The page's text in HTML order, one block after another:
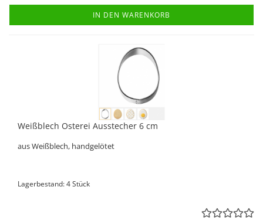
IN DEN WARENKORB
Weißblech Osterei Ausstecher 6 cm
aus Weißblech, handgelötet
Lagerbestand: 4 Stück